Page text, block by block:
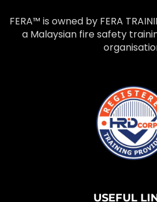
FERA™ is owned by FERA
a Malaysian fire safety
USEFUL